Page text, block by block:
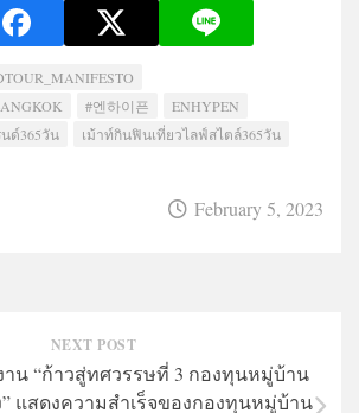
#엔하이픈
ENHYPEN
ด์365วัน
เม้าท์กินฟินเที่ยวไลฟ์สไตล์365วัน
February 5, 2023
NEXT POST
น “ก้าวสู่ทศวรรษที่ 3 กองทุนหมู่บ้าน
แสดงความสำเร็จของกองทุนหมู่บ้าน